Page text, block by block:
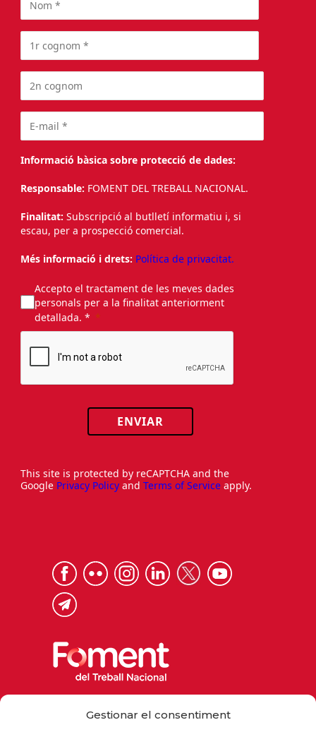
Gestionar el consentiment
Informació bàsica sobre protecció de dades:
Responsable: FOMENT DEL TREBALL NACIONAL.
Finalitat: Subscripció al butlletí informatiu i, si
escau, per a prospecció comercial.
Més informació i drets: Política de privacitat.
Accepto el tractament de les meves dades
personals per a la finalitat anteriorment
detallada. *
ENVIAR
This site is protected by reCAPTCHA and the
Google Privacy Policy and Terms of Service apply.